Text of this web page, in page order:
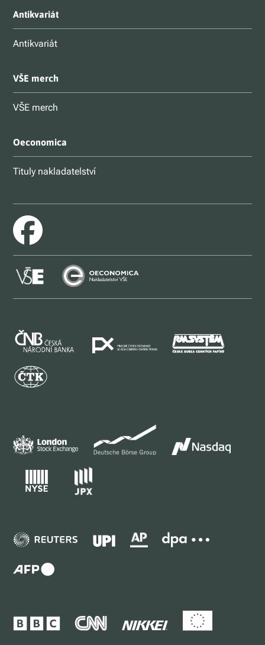
Antikvariát
Antikvariát
VŠE merch
VŠE merch
Oeconomica
Tituly nakladatelství